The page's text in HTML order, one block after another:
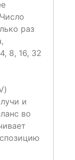
раз
8, 16, 32
и
во